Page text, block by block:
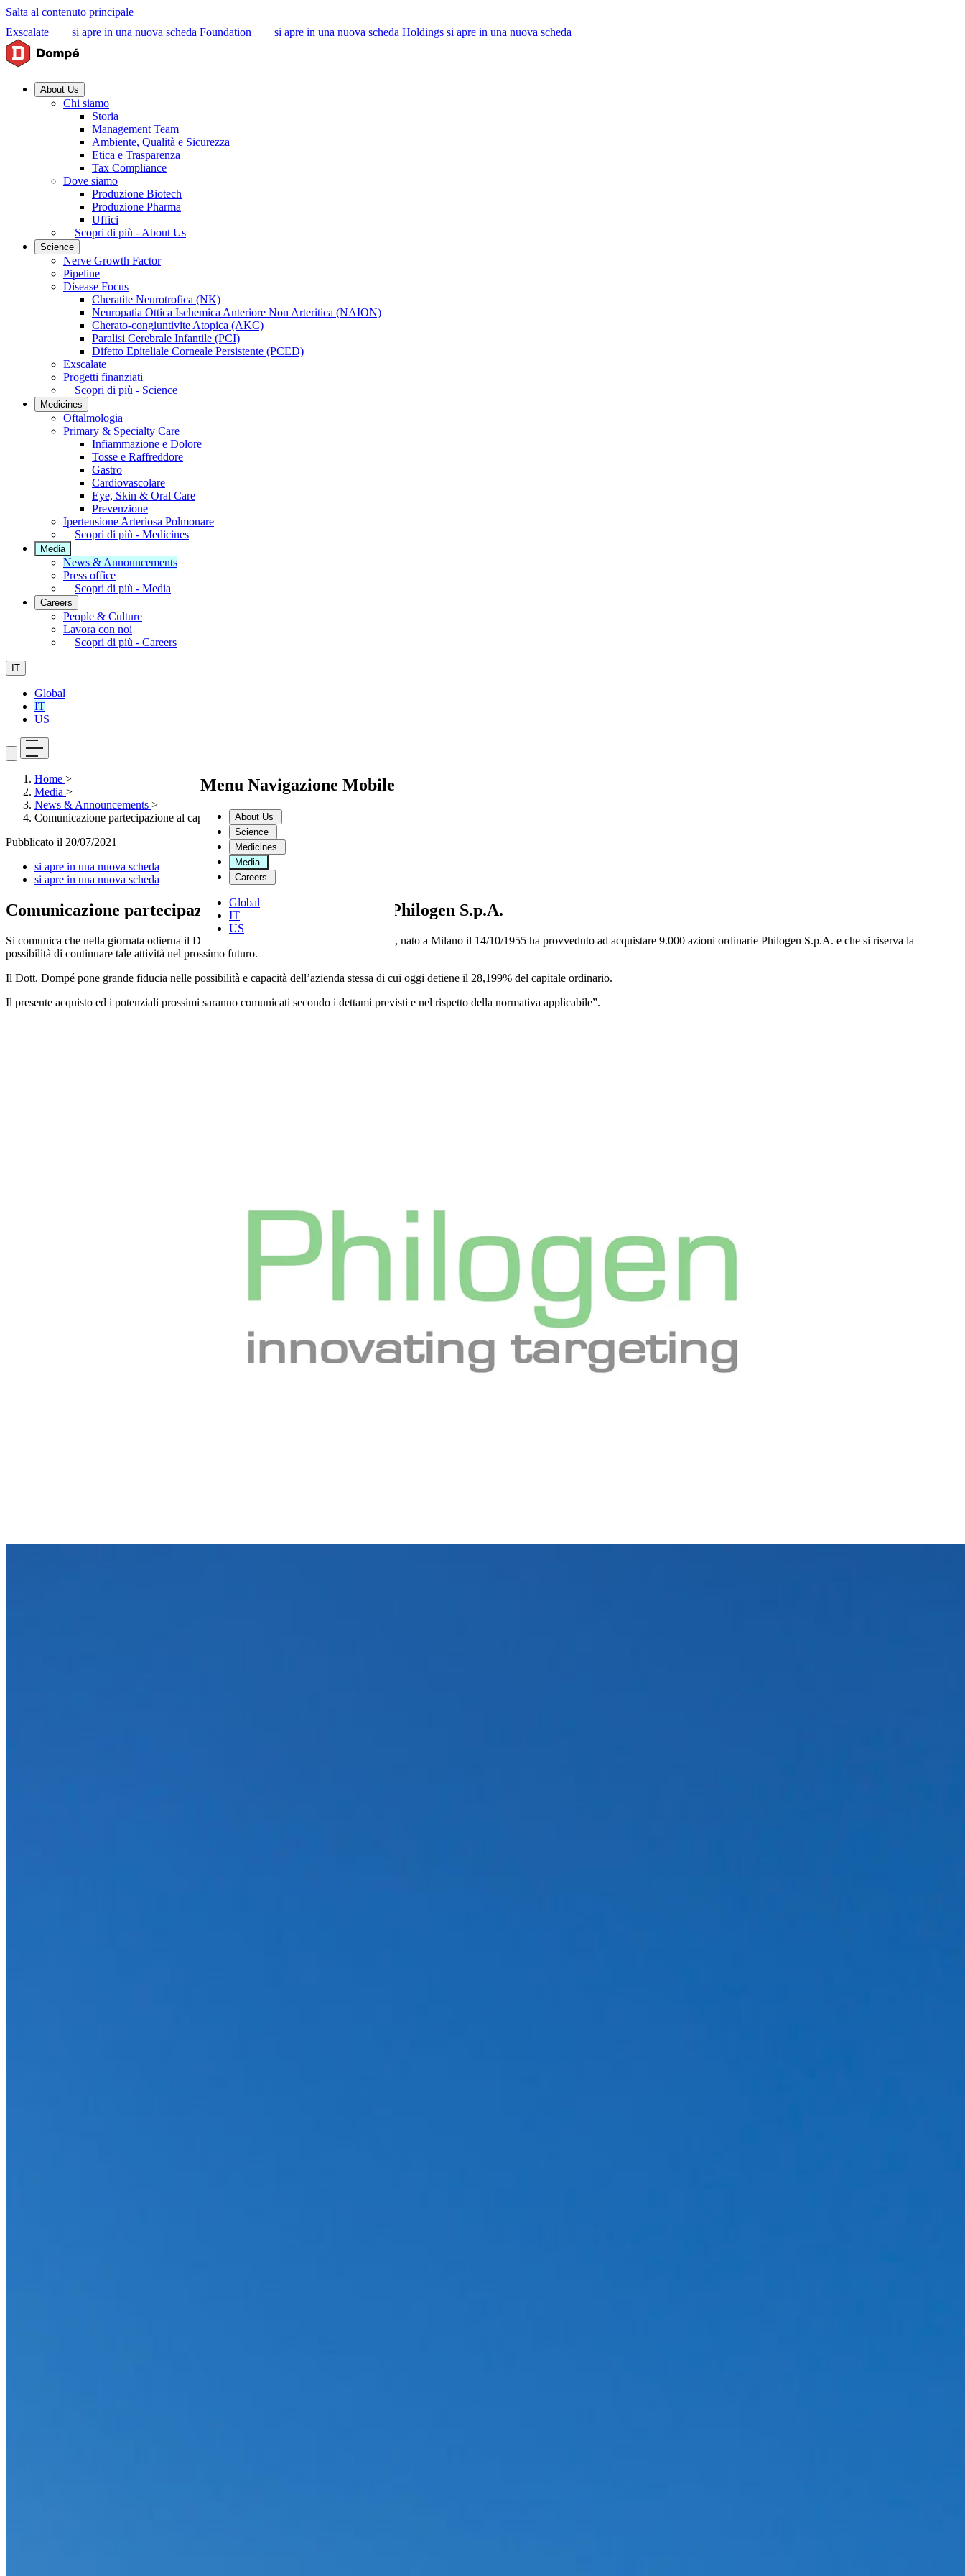
Salta al contenuto principale
Exscalate
si apre in una nuova scheda Foundation si apre in una nuova scheda Holdings si apre in una nuova scheda
About Us
Chi siamo
Storia
Management Team
Ambiente, Qualità e Sicurezza
Etica e Trasparenza
Tax Compliance
Dove siamo
Produzione Biotech
Produzione Pharma
Uffici
Scopri di più - About Us
Science
Nerve Growth Factor
Pipeline
Disease Focus
Cheratite Neurotrofica (NK)
Neuropatia Ottica Ischemica Anteriore Non Arteritica (NAION)
Cherato-congiuntivite Atopica (AKC)
Paralisi Cerebrale Infantile (PCI)
Difetto Epiteliale Corneale Persistente (PCED)
Exscalate
Progetti finanziati
Scopri di più - Science
Medicines
Oftalmologia
Primary & Specialty Care
Infiammazione e Dolore
Tosse e Raffreddore
Gastro
Cardiovascolare
Eye, Skin & Oral Care
Prevenzione
Ipertensione Arteriosa Polmonare
Scopri di più - Medicines
Media
News & Announcements
Press office
Scopri di più - Media
Careers
People & Culture
Lavora con noi
Scopri di più - Careers
IT
Global
IT
US
Menu Navigazione Mobile
About Us
Science
Medicines
Media
Careers
Global
IT
US
Home >
Media >
News & Announcements >
Comunicazione partecipazione al capitale sociale di Philogen S.p.A.
Pubblicato il 20/07/2021
si apre in una nuova scheda
si apre in una nuova scheda
Comunicazione partecipazione al capitale sociale di Philogen S.p.A.
Si comunica che nella giornata odierna il Dott. Sergio Gianfranco Luigi Maria Dompé, nato a Milano il 14/10/1955 ha provveduto ad acquistare 9.000 azioni ordinarie Philogen S.p.A. e che si riserva la
possibilità di continuare tale attività nel prossimo futuro.
Il Dott. Dompé pone grande fiducia nelle possibilità e capacità dell’azienda stessa di cui oggi detiene il 28,199% del capitale ordinario.
Il presente acquisto ed i potenziali prossimi saranno comunicati secondo i dettami previsti e nel rispetto della normativa applicabile”.